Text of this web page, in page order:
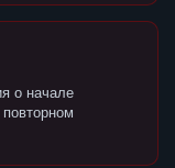
о начале